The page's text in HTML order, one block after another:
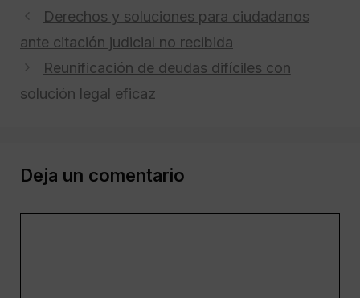
Derechos y soluciones para ciudadanos
ante citación judicial no recibida
Reunificación de deudas difíciles con
solución legal eficaz
Deja un comentario